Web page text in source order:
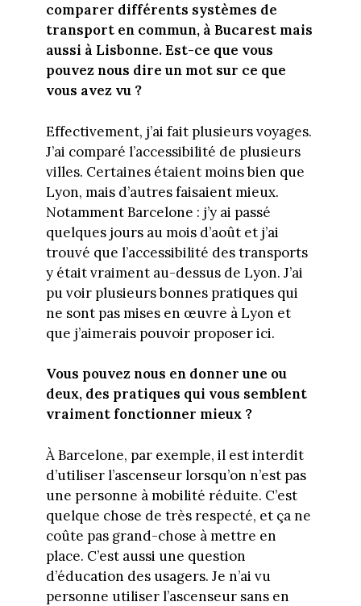
comparer différents systèmes de
transport en commun, à Bucarest mais
aussi à Lisbonne. Est-ce que vous
pouvez nous dire un mot sur ce que
vous avez vu ?
Effectivement, j’ai fait plusieurs voyages.
J’ai comparé l’accessibilité de plusieurs
villes. Certaines étaient moins bien que
Lyon, mais d’autres faisaient mieux.
Notamment Barcelone : j’y ai passé
quelques jours au mois d’août et j’ai
trouvé que l’accessibilité des transports
y était vraiment au-dessus de Lyon. J’ai
pu voir plusieurs bonnes pratiques qui
ne sont pas mises en œuvre à Lyon et
que j’aimerais pouvoir proposer ici.
Vous pouvez nous en donner une ou
deux, des pratiques qui vous semblent
vraiment fonctionner mieux ?
À Barcelone, par exemple, il est interdit
d’utiliser l’ascenseur lorsqu’on n’est pas
une personne à mobilité réduite. C’est
quelque chose de très respecté, et ça ne
coûte pas grand-chose à mettre en
place. C’est aussi une question
d’éducation des usagers. Je n’ai vu
personne utiliser l’ascenseur sans en